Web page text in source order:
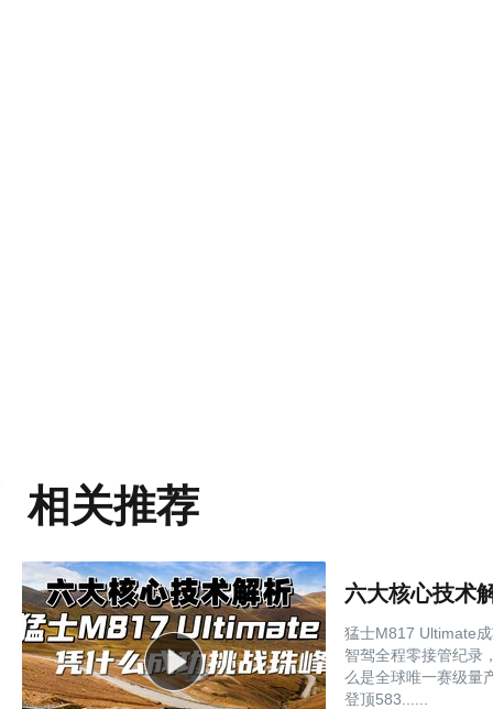
相关推荐
六大核心技术
猛士M817 Ultimate
智驾全程零接管纪录
么是全球唯一赛级量
登顶583......